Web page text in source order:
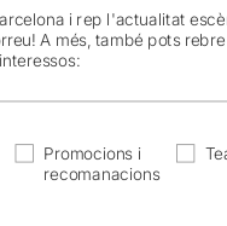
i rep l'actualitat
A més, també pots
Promocions i
recomanacions